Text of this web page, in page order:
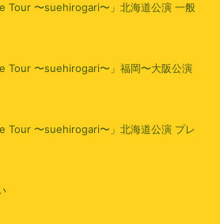
Tour 〜suehirogari〜」北海道公演 一般
Tour 〜suehirogari〜」福岡〜大阪公演
Tour 〜suehirogari〜」北海道公演 プレ